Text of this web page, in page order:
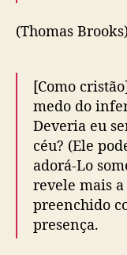
(Thomas
[Como
medo do
Deveria eu
céu? (Ele
adorá-Lo
revele mais
preenchido
presença.